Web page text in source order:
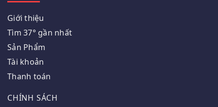
Giới thiệu
Tìm 37° gần nhất
Sản Phẩm
Tài khoản
Thanh toán
CHÍNH SÁCH